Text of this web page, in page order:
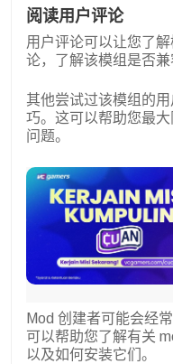
阅读用户评论
用户评论可以让您了
论，了解该模组是否兼
其他尝试过该模组的
巧。这可以帮助您最
问题。
Mod 创建者可能会经
可以帮助您了解有关
以及如何安装它们。